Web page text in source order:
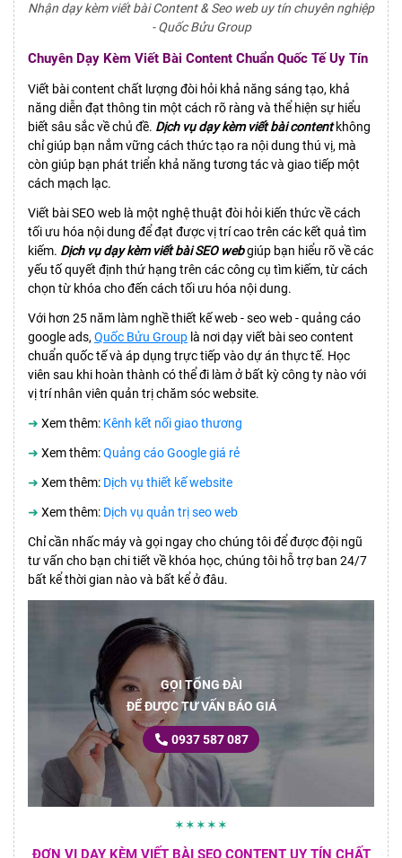
Nhận dạy kèm viết bài Content & Seo web uy tín chuyên nghiệp
- Quốc Bửu Group
Chuyên Dạy Kèm Viết Bài Content Chuẩn Quốc Tế Uy Tín
Viết bài content chất lượng đòi hỏi khả năng sáng tạo, khả
năng diễn đạt thông tin một cách rõ ràng và thể hiện sự hiểu
biết sâu sắc về chủ đề. Dịch vụ dạy kèm viết bài contentkhông
chỉ giúp bạn nắm vững cách thức tạo ra nội dung thú vị, mà
còn giúp bạn phát triển khả năng tương tác và giao tiếp một
cách mạch lạc.
Viết bài SEO web là một nghệ thuật đòi hỏi kiến thức về cách
tối ưu hóa nội dung để đạt được vị trí cao trên các kết quả tìm
kiếm. Dịch vụ dạy kèm viết bài SEO webgiúp bạn hiểu rõ về các
yếu tố quyết định thứ hạng trên các công cụ tìm kiếm, từ cách
chọn từ khóa cho đến cách tối ưu hóa nội dung.
Với hơn 25 năm làm nghề thiết kế web - seo web - quảng cáo
google ads, Quốc Bửu Group là nơi dạy viết bài seo content
chuẩn quốc tế và áp dụng trực tiếp vào dự án thực tế. Học
viên sau khi hoàn thành có thể đi làm ở bất kỳ công ty nào với
vị trí nhân viên quản trị chăm sóc website.
➜ Xem thêm: Kênh kết nối giao thương
➜ Xem thêm:Quảng cáo Google giá rẻ
➜ Xem thêm: Dịch vụ thiết kế website
➜ Xem thêm: Dịch vụ quản trị seo web
Chỉ cần nhấc máy và gọi ngay cho chúng tôi để được đội ngũ
tư vấn cho bạn chi tiết về khóa học, chúng tôi hỗ trợ ban 24/7
bất kể thời gian nào và bất kể ở đâu.
GỌI TỔNG ĐÀI
ĐỂ ĐƯỢC TƯ VẤN BÁO GIÁ
0937 587 087
✶✶✶✶✶
ĐƠN VỊ DẠY KÈM VIẾT BÀI SEO CONTENT UY TÍN CHẤT